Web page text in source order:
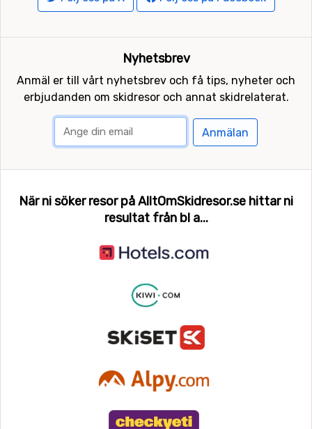
Nyhetsbrev
Anmäl er till vårt nyhetsbrev och få tips, nyheter och
erbjudanden om skidresor och annat skidrelaterat.
Anmälan
När ni söker resor på AlltOmSkidresor.se hittar ni
resultat från bl a...